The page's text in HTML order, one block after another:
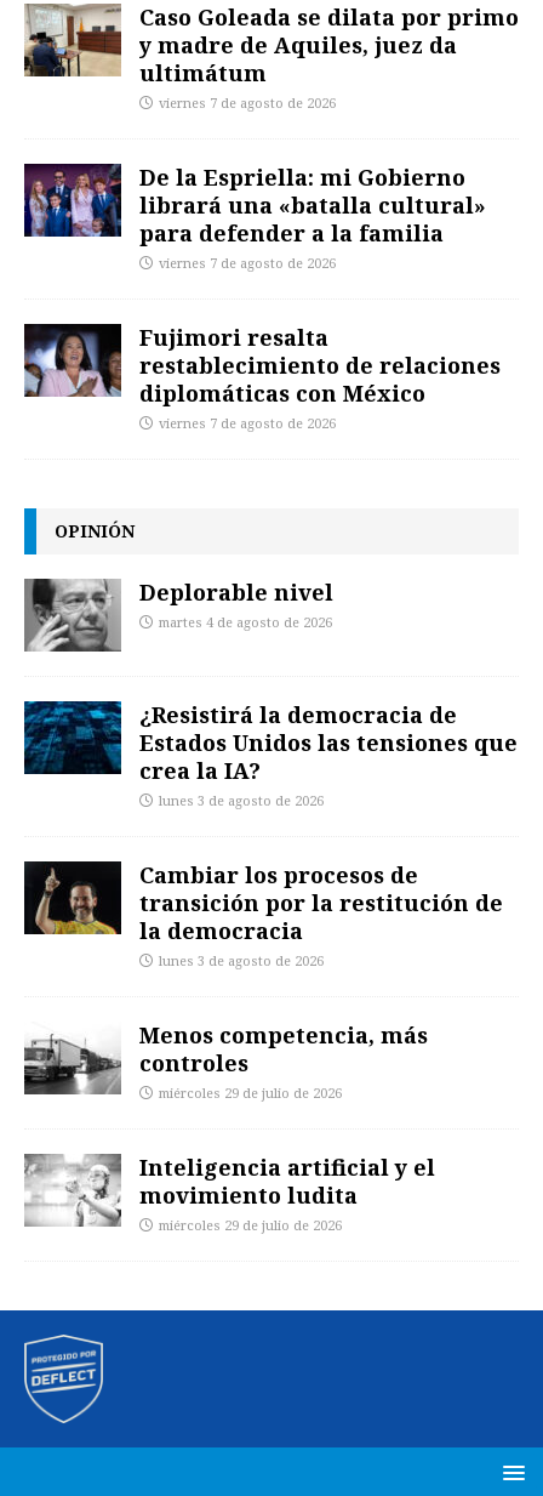
Caso Goleada se dilata por primo
y madre de Aquiles, juez da
ultimátum
viernes 7 de agosto de 2026
De la Espriella: mi Gobierno
librará una «batalla cultural»
para defender a la familia
viernes 7 de agosto de 2026
Fujimori resalta
restablecimiento de relaciones
diplomáticas con México
viernes 7 de agosto de 2026
OPINIÓN
Deplorable nivel
martes 4 de agosto de 2026
¿Resistirá la democracia de
Estados Unidos las tensiones que
crea la IA?
lunes 3 de agosto de 2026
Cambiar los procesos de
transición por la restitución de
la democracia
lunes 3 de agosto de 2026
Menos competencia, más
controles
miércoles 29 de julio de 2026
Inteligencia artificial y el
movimiento ludita
miércoles 29 de julio de 2026